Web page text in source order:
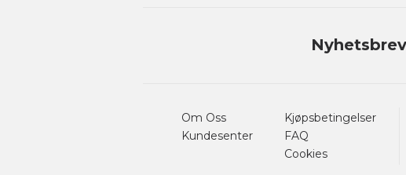
Nyhetsbrev
Om Oss
Kundesenter
Kjøpsbetingelser
FAQ
Cookies